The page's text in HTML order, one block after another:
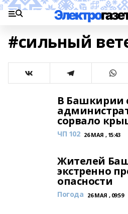
#сильный
В Башкирии
сорвало
ЧП 102 26 МАЯ , 15:43
Жителей
экстренно
опасности
Погода 26 МАЯ , 09:59